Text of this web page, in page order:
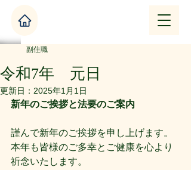
令和7年 元日
副住職
更新日： 2025年1月1日
新年のご挨拶と法要のご案内
謹んで新年のご挨拶を申し上げます。
本年も皆様のご多幸とご健康を心より
祈念いたします。